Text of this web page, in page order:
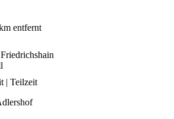
entfernt
| Teilzeit